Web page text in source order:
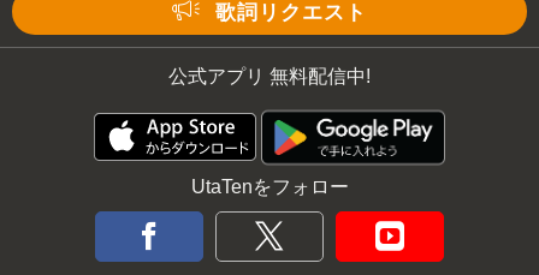
歌詞リクエスト
公式アプリ 無料配信中!
UtaTenをフォロー